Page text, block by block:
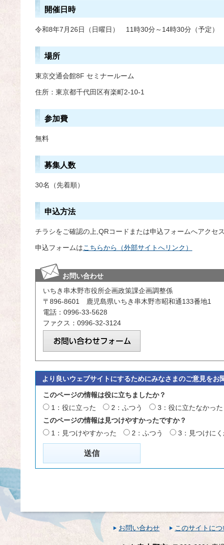
開催日時
令和8年7月26日（日曜日） 11時30分～14時30分（予定）
場所
東京交通会館8F セミナールーム
住所：東京都千代田区有楽町2-10-1
参加費
無料
募集人数
30名（先着順）
申込方法
チラシをご確認の上,QRコードまたは申込フォームへアクセ
申込フォームはこちらから（外部サイトへリンク）
お問い合わせ
いちき串木野市役所企画政策課企画調整係
〒896-8601 鹿児島県いちき串木野市昭和通133番地1
電話：0996-33-5628
ファクス：0996-32-3124
より良いウェブサイトにするためにみなさまのご意見をお
このページの情報は役に立ちましたか？
1：役に立った
2：ふつう
3：役に立たなかった
このページの情報は見つけやすかったですか？
1：見つけやすかった
2：ふつう 3：見つけにく
お問い合わせ このサイトにつ